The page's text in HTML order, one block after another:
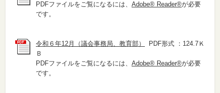
PDFファイルをご覧になるには、 Adobe® Reader®が必要
です。
令和６年12月（議会事務局、教育部）
PDF形式 ：124.7Ｋ
Ｂ
PDFファイルをご覧になるには、 Adobe® Reader®が必要
です。